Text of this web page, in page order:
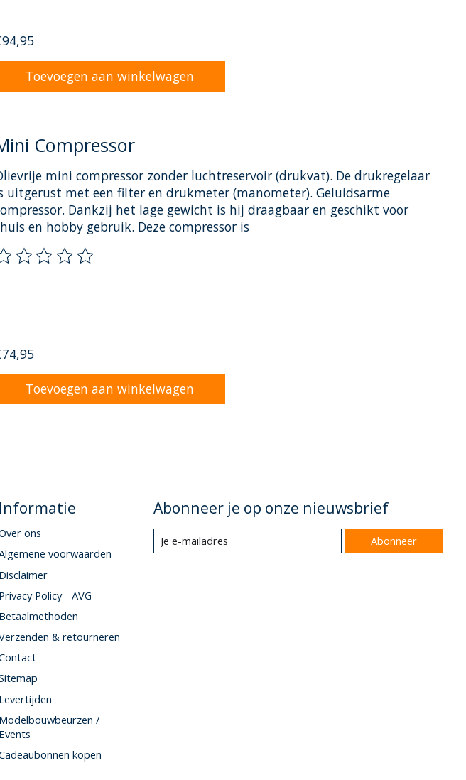
Toevoegen aan winkelwagen
Compressor
mini compressor zonder luchtreservoir (drukvat). De drukregelaar
uitgerust met een filter en drukmeter (manometer). Geluidsarme
Dankzij het lage gewicht is hij draagbaar en geschikt voor
en hobby gebruik. Deze compressor is
beoordeling van dit product is
Toevoegen aan winkelwagen
Informatie
ons
voorwaarden
Disclaimer
Privacy Policy - AVG
Betaalmethoden
& retourneren
Levertijden
Modelbouwbeurzen /
Events
kopen
Abonneer je op onze nieuwsbrief
Abonneer